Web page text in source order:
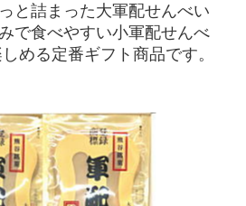
と詰まった大軍配せんべい
で食べやすい小軍配せんべ
める定番ギフト商品です。